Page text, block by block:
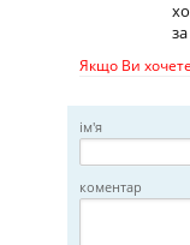
Якщо Ви
ім'я
коментар